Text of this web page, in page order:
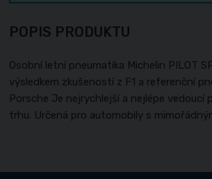
POPIS PRODUKTU
Osobní letní pneumatika Michelin PILOT
výsledkem zkušeností z F1 a referenční
Porsche Je nejrychlejší a nejlépe vedoucí
trhu. Určená pro automobily s